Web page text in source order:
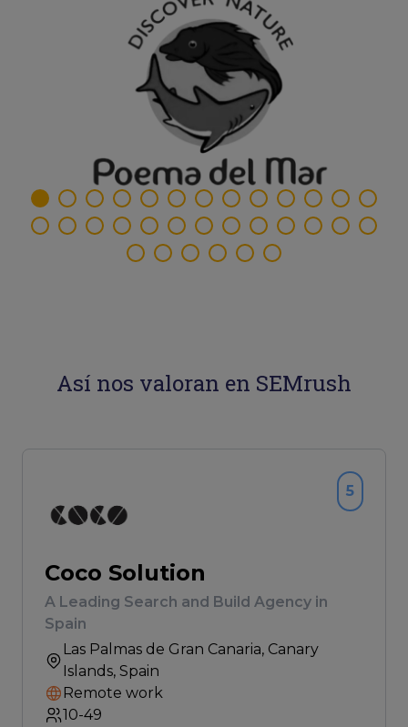
Así nos valoran en SEMrush
Coco Solution
A Leading Search and Build Agency in
Spain
Las Palmas de Gran Canaria, Canary
Islands, Spain
Remote work
10-49
5